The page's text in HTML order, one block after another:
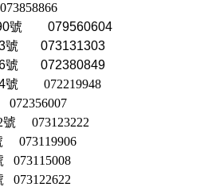
073858866
號 079560604
號 073131303
號 072380849
號072219948
072356007
號073123222
073119906
073115008
073122622